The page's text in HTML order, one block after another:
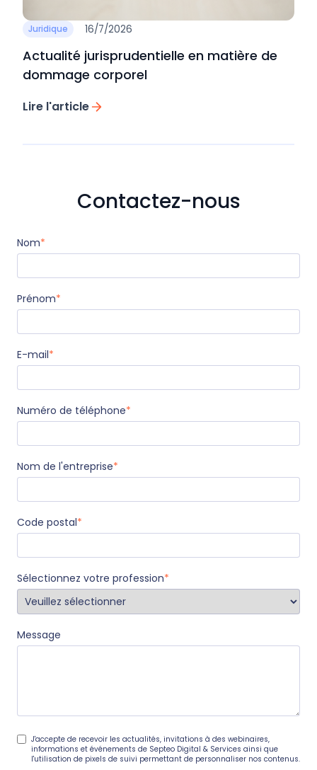
Juridique 16/7/2026
Actualité jurisprudentielle en matière de
dommage corporel
Lire l'article
Contactez-nous
Nom*
Prénom*
E-mail*
Numéro de téléphone*
Nom de l'entreprise*
Code postal*
Sélectionnez votre profession*
Message
J'accepte de recevoir les actualités, invitations à des webinaires,
informations et événements de Septeo Digital & Services ainsi que
l'utilisation de pixels de suivi permettant de personnaliser nos contenus.